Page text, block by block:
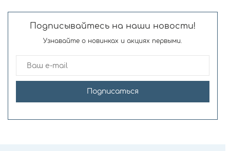
Подписывайтесь на наши новости!
Узнавайте о новинках и акциях первыми.
Подписаться